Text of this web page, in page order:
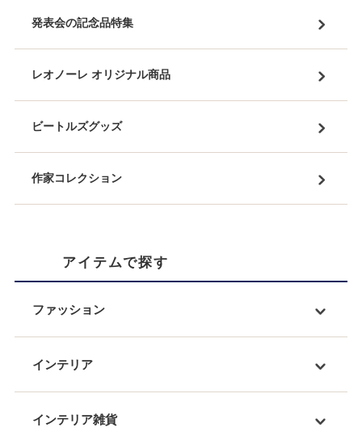
発表会の記念品特集
レオノーレ オリジナル商品
ビートルズグッズ
作家コレクション
アイテムで探す
ファッション
インテリア
インテリア雑貨